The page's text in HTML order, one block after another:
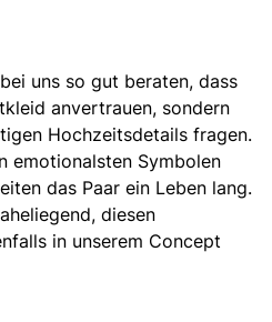
uns so gut beraten, dass
anvertrauen, sondern
Hochzeitsdetails fragen.
emotionalsten Symbolen
das Paar ein Leben lang.
diesen
in unserem Concept